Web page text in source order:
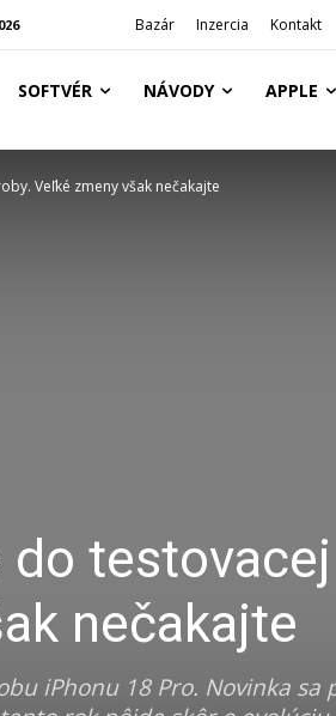
Bazár Inzercia Kontakt
SOFTVÉR NÁVODY APPLE
Veľké zmeny však nečakajte
do testovacej
nečakajte
iPhonu 18 Pro. Novinka sa